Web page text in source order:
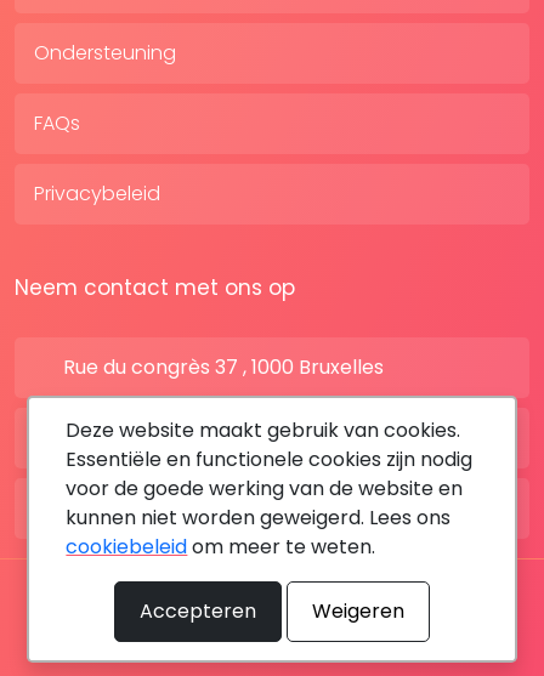
Ondersteuning
FAQs
Privacybeleid
Neem contact met ons op
Rue du congrès 37 , 1000 Bruxelles
BE: +32 28080227
FR: +33 183642895
Alle rechten voorbehouden © 2026 DoktersAfspraak
By MediaSatCom
Deze website maakt gebruik van cookies.
Essentiële en functionele cookies zijn nodig
voor de goede werking van de website en
kunnen niet worden geweigerd. Lees ons
cookiebeleidom meer te weten.
Accepteren Weigeren